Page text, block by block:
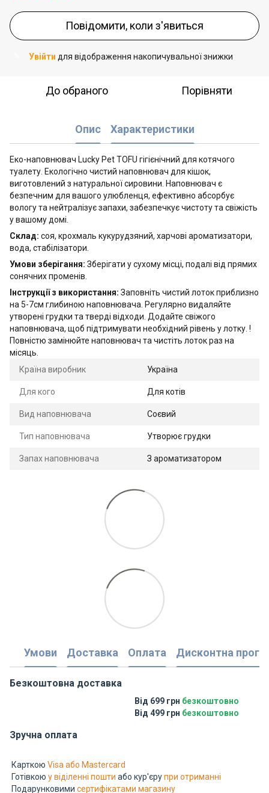
Повідомити, коли з'явиться
Увійти для відображення накопичувальної знижки
До обраного Порівняти
Опис Характеристики
Еко-наповнювач Lucky Pet TOFU гігієнічний для котячого
туалету. Екологічно чистий наповнювач для кішок,
виготовлений з натуральної сировини. Наповнювач є
безпечним для вашого улюбленця, ефективно абсорбує
вологу та нейтралізує запахи, забезпечкує чистоту та свіжість
у вашому домі.
Склад: соя, крохмаль кукурудзяний, харчові ароматизатори,
вода, стабілізатори.
Умови зберігання: Зберігати у сухому місці, подалі від прямих
сонячних променів.
Інструкції з використання: Заповніть чистий лоток приблизно
на 5-7см глибиною наповнювача. Регулярно видаляйте
утворені грудки та тверді відходи. Додайте свіжого
наповнювача, щоб підтримувати необхідний рівень у лотку. !
Повністю замінюйте наповнювач та чистіть лоток раз на
місяць.
Країна виробник
Україна
Для кого Для котів
Вид наповнювача Соєвий
Тип наповнювача Утворює грудки
Запах наповнювача З ароматизатором
Умови Доставка Оплата Дисконтна
Безкоштовна доставка
Від 699 грн безкоштовно
Від 499 грн безкоштовно
Зручна оплата
Карткою Visa або Mastercard
Готівкою у віділенні пошти або кур'єрупри отриманні
Подарунковими сертифікатами магазину